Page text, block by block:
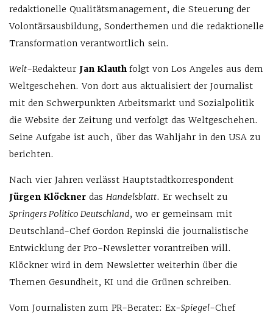
redaktionelle Qualitätsmanagement, die Steuerung der
Volontärsausbildung, Sonderthemen und die redaktionelle
Transformation verantwortlich sein.
Welt-Redakteur Jan Klauth folgt von Los Angeles aus dem
Weltgeschehen. Von dort aus aktualisiert der Journalist
mit den Schwerpunkten Arbeitsmarkt und Sozialpolitik
die Website der Zeitung und verfolgt das Weltgeschehen.
Seine Aufgabe ist auch, über das Wahljahr in den USA zu
berichten.
Nach vier Jahren verlässt Hauptstadtkorrespondent
Jürgen Klöckner das Handelsblatt. Er wechselt zu
Springers Politico Deutschland, wo er gemeinsam mit
Deutschland-Chef Gordon Repinski die journalistische
Entwicklung der Pro-Newsletter vorantreiben will.
Klöckner wird in dem Newsletter weiterhin über die
Themen Gesundheit, KI und die Grünen schreiben.
Vom Journalisten zum PR-Berater: Ex-Spiegel-Chef